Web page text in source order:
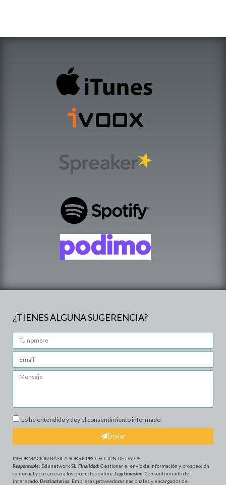
¿TIENES ALGUNA SUGERENCIA?
Lo he entendido y doy el consentimiento informado.
Enviar
INFORMACIÓN BÁSICA SOBRE PROTECCIÓN DE DATOS
Responsable: Edunetwork SL. Finalidad: Gestionar el envío de información y prospección
comercial y dar acceso a los productos online. Legitimación: Consentimiento del
interesado. Destinatarios: Empresas proveedoras nacionales y encargados de